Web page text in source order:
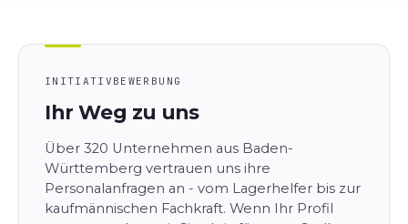
INITIATIVBEWERBUNG
Ihr Weg zu uns
Über 320 Unternehmen aus Baden-
Württemberg vertrauen uns ihre
Personalanfragen an - vom Lagerhelfer bis zur
kaufmännischen Fachkraft. Wenn Ihr Profil